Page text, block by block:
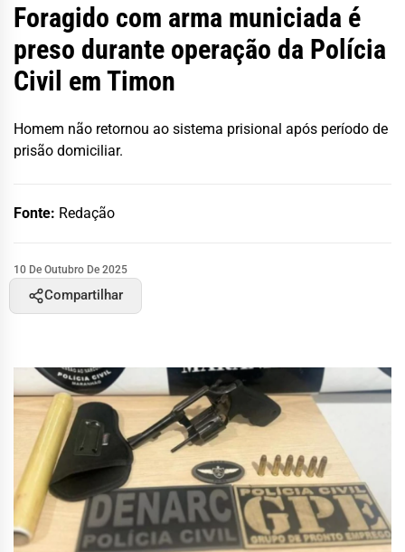
Foragido com arma municiada é
preso durante operação da Polícia
Civil em Timon
Homem não retornou ao sistema prisional após período de
prisão domiciliar.
Fonte: Redação
10 De Outubro De 2025
Compartilhar